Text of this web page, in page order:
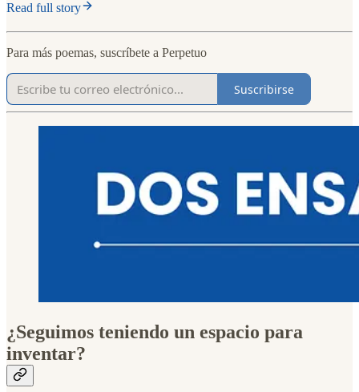
Read full story
Para más poemas, suscríbete a Perpetuo
Suscribirse
¿Seguimos teniendo un espacio para
inventar?